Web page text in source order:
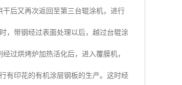
后又再次返回至第三台辊涂机，进行
，带钢经过表面处理以后，越过台辊涂
过烘烤炉加热活化后，进入覆膜机，
有印花的有机涂层钢板的生产。这时经